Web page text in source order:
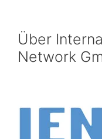
Über
Network